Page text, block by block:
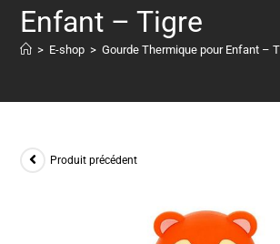
Enfant – Tigre
> E-shop > Gourde Thermique pour Enfant –
Produit précédent